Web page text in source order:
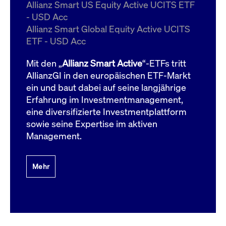
Allianz Smart US Equity Active UCITS ETF
- USD Acc
Allianz Smart Global Equity Active UCITS
ETF - USD Acc
Mit den „Allianz Smart Active“-ETFs tritt
AllianzGI in den europäischen ETF-Markt
ein und baut dabei auf seine langjährige
Erfahrung im Investmentmanagement,
eine diversifizierte Investmentplattform
sowie seine Expertise im aktiven
Management.
Mehr
ApplicationGatewayAffinityCORS
boerse.com
Domain
bis